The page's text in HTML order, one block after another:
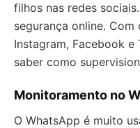
filhos nas redes
segurança online. Com
Instagram, Facebook e
saber como
Monitoramento no
O WhatsApp é muito